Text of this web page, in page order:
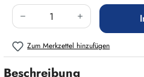
Produkt Anzahl: Gib
Zum Merkzettel hinzufügen
Beschreibung